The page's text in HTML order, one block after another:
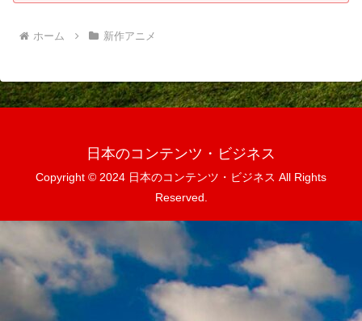
ホーム 新作アニメ
日本のコンテンツ・ビジネス
Copyright © 2024 日本のコンテンツ・ビジネス All Rights
Reserved.